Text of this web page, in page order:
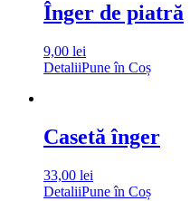
Înger de piatră
9,00 lei
DetaliiPune în Coș
Casetă înger
33,00 lei
DetaliiPune în Coș